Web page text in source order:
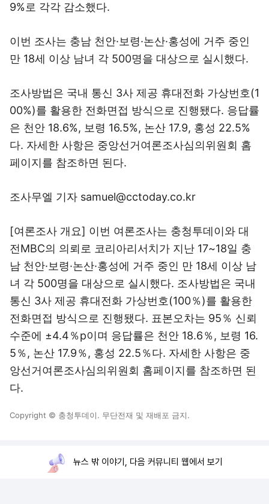
9%로 각각 감소했다.
이번 조사는 충남 천안·보령·논산·홍성에 거주 중인
만 18세 이상 남녀 각 500명을 대상으로 실시했다.
조사방법은 국내 통신 3사 제공 휴대전화 가상번호(1
00%)를 활용한 전화면접 방식으로 진행됐다. 응답률
은 천안 18.6%, 보령 16.5%, 논산 17.9, 홍성 22.5%
다. 자세한 사항은 중앙선거여론조사심의위원회 홈
페이지를 참조하면 된다.
조사무엘 기자 samuel@cctoday.co.kr
[여론조사 개요] 이번 여론조사는 충청투데이와 대
전MBC의 의뢰로 코리아리서치가 지난 17~18일 충
남 천안·보령·논산·홍성에 거주 중인 만 18세 이상 남
녀 각 500명을 대상으로 실시했다. 조사방법은 국내
통신 3사 제공 휴대전화 가상번호(100％)를 활용한
전화면접 방식으로 진행됐다. 표본오차는 95％ 신뢰
수준에 ±4.4％p이며 응답률은 천안 18.6％, 보령 16.
5％, 논산 17.9％, 홍성 22.5％다. 자세한 사항은 중
앙선거여론조사심의위원회 홈페이지를 참조하면 된
다.
Copyright © 충청투데이. 무단전재 및 재배포 금지.
뉴스 밖 이야기, 다음 커뮤니티 웹에서 보기